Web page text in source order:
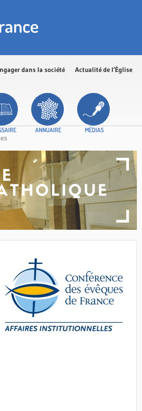
dans la société Actualité de l’Église
ANNUAIRE MÉDIAS